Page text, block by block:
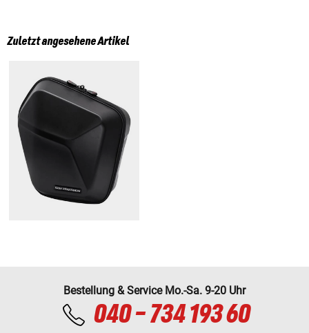
Zuletzt angesehene Artikel
Bestellung & Service Mo.-Sa. 9-20 Uhr
040 - 734 193 60